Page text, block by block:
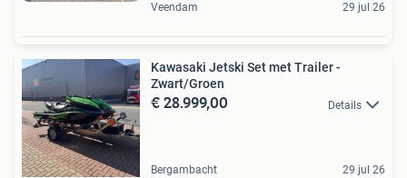
Veendam 29 jul 26
Kawasaki Jetski Set met Trailer -
Zwart/Groen
€ 28.999,00 Details
Bergambacht 29 jul 26